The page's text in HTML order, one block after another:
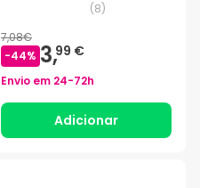
(8)
7,08€
-44% 3,99 €
Envio em 24-72h
Adicionar